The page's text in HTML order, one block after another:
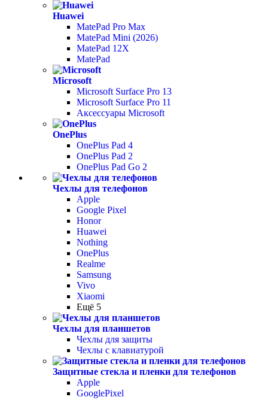
Huawei
MatePad Pro Max
MatePad Mini (2026)
MatePad 12X
MatePad
Microsoft
Microsoft Surface Pro 13
Microsoft Surface Pro 11
Аксессуары Microsoft
OnePlus
OnePlus Pad 4
OnePlus Pad 2
OnePlus Pad Go 2
Чехлы для телефонов
Apple
Google Pixel
Honor
Huawei
Nothing
OnePlus
Realme
Samsung
Vivo
Xiaomi
Ещё 5
Чехлы для планшетов
Чехлы для защиты
Чехлы с клавиатурой
Защитные стекла и пленки для телефонов
Apple
GooglePixel